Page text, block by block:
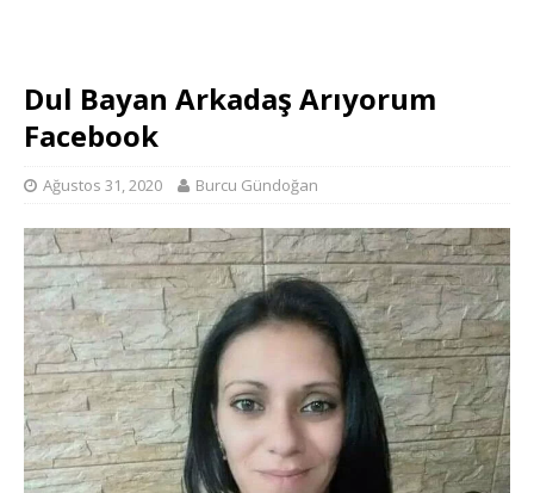
Dul Bayan Arkadaş Arıyorum
Facebook
Ağustos 31, 2020 Burcu Gündoğan